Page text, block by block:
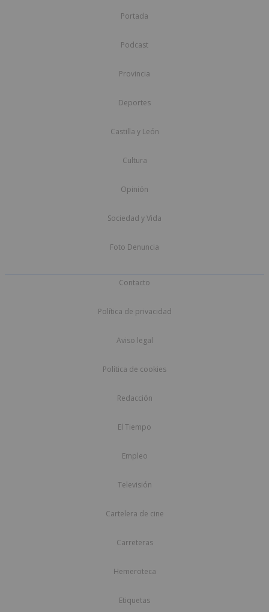
Portada
Podcast
Provincia
Deportes
Castilla y León
Cultura
Opinión
Sociedad y Vida
Foto Denuncia
Contacto
Política de privacidad
Aviso legal
Política de cookies
Redacción
El Tiempo
Empleo
Televisión
Cartelera de cine
Carreteras
Hemeroteca
Etiquetas